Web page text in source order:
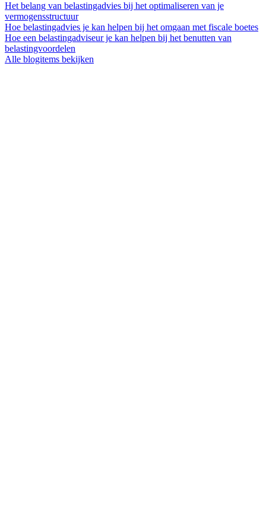
Het belang van belastingadvies bij het optimaliseren van je
vermogensstructuur
Hoe belastingadvies je kan helpen bij het omgaan met fiscale boetes
Hoe een belastingadviseur je kan helpen bij het benutten van
belastingvoordelen
Alle blogitems bekijken